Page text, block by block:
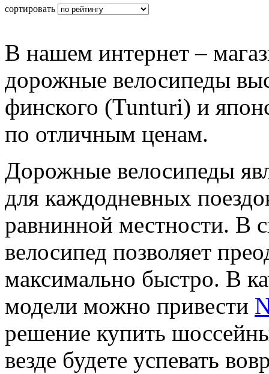
сортировать
В нашем интернет –
дорожные велосипеды
финского (Tunturi) и
по отличным ценам.
Дорожные велосипеды
для каждодневных
равнинной местности. В
велосипед позволяет
максимально быстро. В
модели можно привести
решение купить
везде будете успевать